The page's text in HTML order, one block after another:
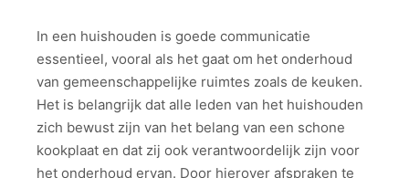
In een huishouden is goede communicatie
essentieel, vooral als het gaat om het onderhoud
van gemeenschappelijke ruimtes zoals de keuken.
Het is belangrijk dat alle leden van het huishouden
zich bewust zijn van het belang van een schone
kookplaat en dat zij ook verantwoordelijk zijn voor
het onderhoud ervan. Door hierover afspraken te